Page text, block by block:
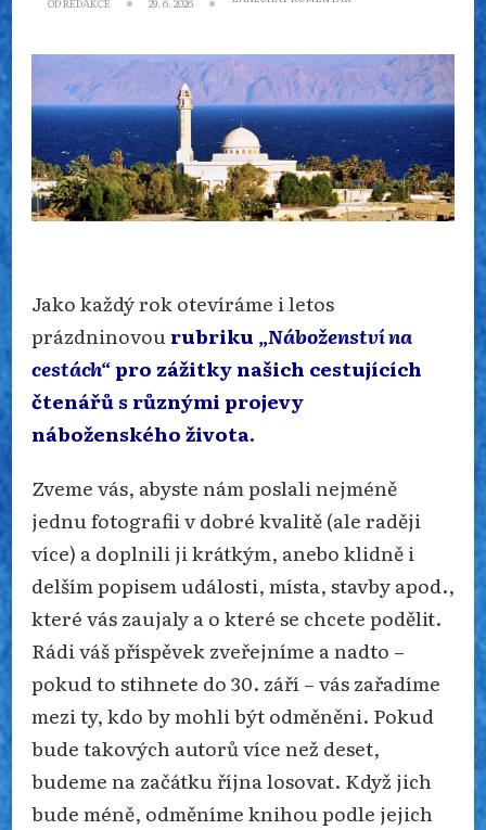
ODREDAKCE 29. 6. 2026
2026
Jako každý rok otevíráme i letos
prázdninovourubriku „Náboženství na
cestách“pro zážitky našich cestujících
čtenářů s různými projevy
náboženského života.
Zveme vás, abyste nám poslali nejméně
jednu fotografii v dobré kvalitě (ale raději
více) a doplnili ji krátkým, anebo klidně i
delším popisem události, místa, stavby apod.,
které vás zaujaly a o které se chcete podělit.
Rádi váš příspěvek zveřejníme a nadto –
pokud to stihnete do 30. září – vás zařadíme
mezi ty, kdo by mohli být odměněni. Pokud
bude takových autorů více než deset,
budeme na začátku října losovat. Když jich
bude méně, odměníme knihou podle jejich